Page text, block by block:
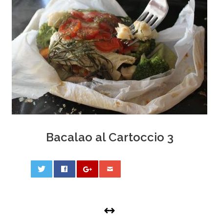
Bacalao al Cartoccio 3